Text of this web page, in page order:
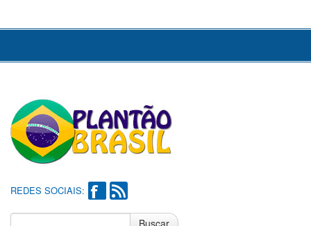
REDES SOCIAIS:
Buscar